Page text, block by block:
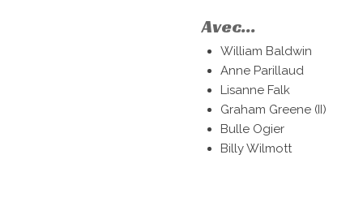
Avec...
William Baldwin
Anne Parillaud
Lisanne Falk
Graham Greene (II)
Bulle Ogier
Billy Wilmott